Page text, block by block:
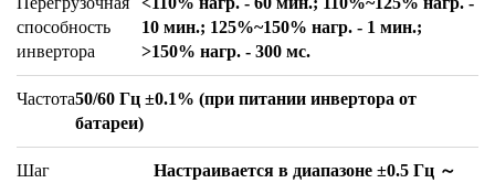
способность
инвертора
10 мин.; 125%~150% нагр. - 1 мин.;
>150% нагр. - 300 мс.
Частота50/60 Гц ±0.1% (при питании инвертора от
батареи)
Шаг
Настраивается в диапазоне ±0.5 Гц ～